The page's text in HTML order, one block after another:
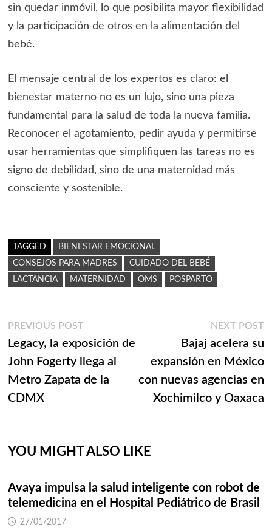
sin quedar inmóvil, lo que posibilita mayor flexibilidad
y la participación de otros en la alimentación del
bebé.
El mensaje central de los expertos es claro: el
bienestar materno no es un lujo, sino una pieza
fundamental para la salud de toda la nueva familia.
Reconocer el agotamiento, pedir ayuda y permitirse
usar herramientas que simplifiquen las tareas no es
signo de debilidad, sino de una maternidad más
consciente y sostenible.
TAGGED
BIENESTAR EMOCIONAL
CONSEJOS PARA MADRES
CUIDADO DEL BEBÉ
LACTANCIA
MATERNIDAD OMS POSPARTO
Navegación
de
entradas
PREVIOUS POSTPrevious
post:
Legacy, la exposición de
John Fogerty llega al
Metro Zapata de la
CDMX
NEXT POST
Bajaj acelera su
expansión en México
con nuevas agencias en
Xochimilco y Oaxaca
YOU MIGHT ALSO LIKE
Avaya impulsa la salud inteligente con robot de
telemedicina en el Hospital Pediátrico de Brasil
27/01/2017